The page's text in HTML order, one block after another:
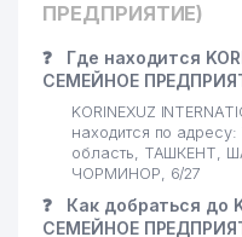
ПРЕДПРИЯТИЕ)
❓
Где находится
СЕМЕЙНОЕ
KORINEXUZ
находится по
область, ТАШКЕНТ,
ЧОРМИНОР, 6/27
❓
Как добраться до
СЕМЕЙНОЕ